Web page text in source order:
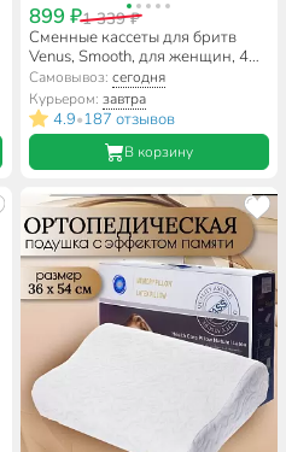
899 ₽1 339 ₽
Сменные кассеты для бритв
Venus, Smooth, для женщин, 4
шт
Самовывоз: сегодня
Курьером: завтра
4.9•187 отзывов
В корзину